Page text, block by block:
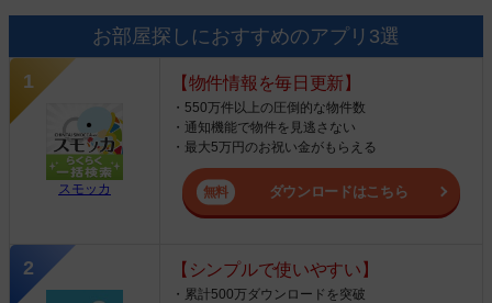
お部屋探しにおすすめのアプリ3選
スモッカ
【物件情報を毎日更新】
・550万件以上の圧倒的な物件数
・通知機能で物件を見逃さない
・最大5万円のお祝い金がもらえる
ダウンロードはこちら
【シンプルで使いやすい】
・累計500万ダウンロードを突破